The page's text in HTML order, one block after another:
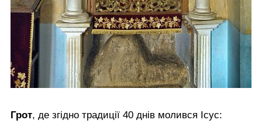
Грот, де згідно традиції 40 днів молився Ісус: